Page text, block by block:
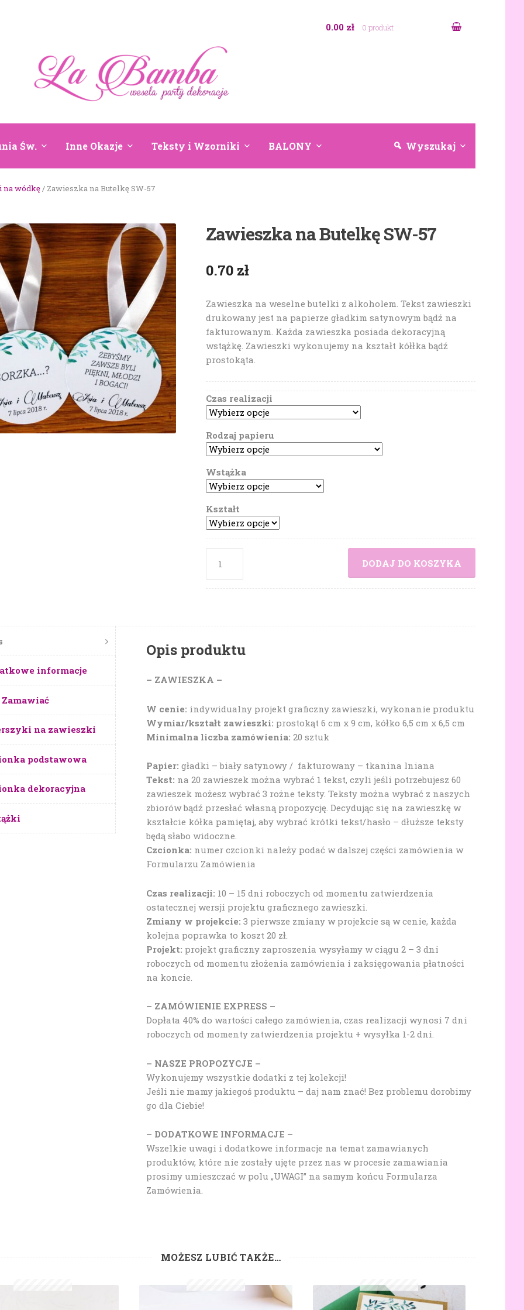
0.00 zł 0 produkt
Św. Inne Okazje Teksty i Wzorniki BALONY Wyszukaj
na wódkę/ Zawieszka na Butelkę SW-57
Zawieszka na Butelkę SW-57
0.70 zł
Zawieszka na weselne butelki z alkoholem. Tekst zawieszki
drukowany jest na papierze gładkim satynowym bądź na
fakturowanym. Każda zawieszka posiada dekoracyjną
wstążkę. Zawieszki wykonujemy na kształt kółłka bądź
prostokąta.
Czas realizacji
Rodzaj papieru
Wstążka
Kształt
DODAJ DO KOSZYKA
informacje
na zawieszki
podstawowa
dekoracyjna
Opis produktu
– ZAWIESZKA –
W cenie: indywidualny projekt graficzny zawieszki, wykonanie produktu
Wymiar/kształt zawieszki: prostokąt 6 cm x 9 cm, kółko 6,5 cm x 6,5 cm
Minimalna liczba zamówienia: 20 sztuk
Papier: gładki – biały satynowy / fakturowany – tkanina lniana
Tekst: na 20 zawieszek można wybrać 1 tekst, czyli jeśli potrzebujesz 60
zawieszek możesz wybrać 3 rożne teksty. Teksty można wybrać z naszych
zbiorów bądź przesłać własną propozycję. Decydując się na zawieszkę w
kształcie kółka pamiętaj, aby wybrać krótki tekst/hasło – dłuższe teksty
będą słabo widoczne.
Czcionka: numer czcionki należy podać w dalszej części zamówienia w
Formularzu Zamówienia
Czas realizacji: 10 – 15 dni roboczych od momentu zatwierdzenia
ostatecznej wersji projektu graficznego zawieszki.
Zmiany w projekcie: 3 pierwsze zmiany w projekcie są w cenie, każda
kolejna poprawka to koszt 20 zł.
Projekt: projekt graficzny zaproszenia wysyłamy w ciągu 2 – 3 dni
roboczych od momentu złożenia zamówienia i zaksięgowania płatności
na koncie.
– ZAMÓWIENIE EXPRESS –
Dopłata 40% do wartości całego zamówienia, czas realizacji wynosi 7 dni
roboczych od momenty zatwierdzenia projektu + wysyłka 1-2 dni.
– NASZE PROPOZYCJE –
Wykonujemy wszystkie dodatki z tej kolekcji!
Jeśli nie mamy jakiegoś produktu – daj nam znać! Bez problemu dorobimy
go dla Ciebie!
– DODATKOWE INFORMACJE –
Wszelkie uwagi i dodatkowe informacje na temat zamawianych
produktów, które nie zostały ujęte przez nas w procesie zamawiania
prosimy umieszczać w polu „UWAGI” na samym końcu Formularza
Zamówienia.
MOŻESZ LUBIĆ TAKŻE…